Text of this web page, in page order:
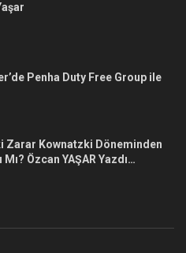
Penha Duty Free Group ile
Zarar Kownatzki Döneminden
Özcan YAŞAR Yazdı…